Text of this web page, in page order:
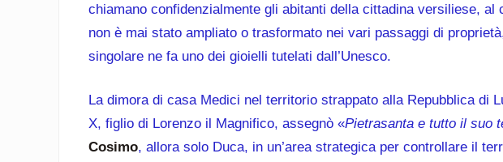
chiamano confidenzialmente gli abitanti della cittadina versiliese, al
non è mai stato ampliato o trasformato nei vari passaggi di
singolare ne fa uno dei gioielli tutelati dall’Unesco.
La dimora di casa Medici nel territorio strappato alla Repubblica di
X, figlio di Lorenzo il Magnifico, assegnò «Pietrasanta e tutto il suo
Cosimo, allora solo Duca, in un’area strategica per controllare il